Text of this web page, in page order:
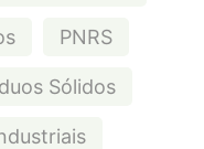
PNRS
Sólidos